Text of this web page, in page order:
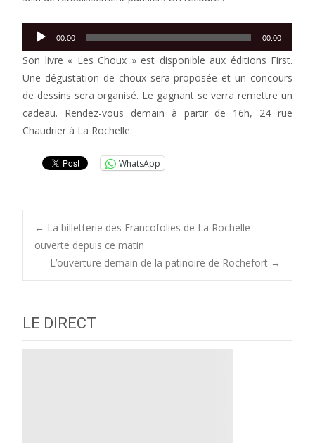
Lecteur
audio
00:00 00:00
Son livre « Les Choux » est disponible aux éditions First.
Une dégustation de choux sera proposée et un concours
de dessins sera organisé. Le gagnant se verra remettre un
cadeau. Rendez-vous demain à partir de 16h, 24 rue
Chaudrier à La Rochelle.
WhatsApp
Post
navigation
← La billetterie des Francofolies de La Rochelle
ouverte depuis ce matin
L’ouverture demain de la patinoire de Rochefort →
LE DIRECT